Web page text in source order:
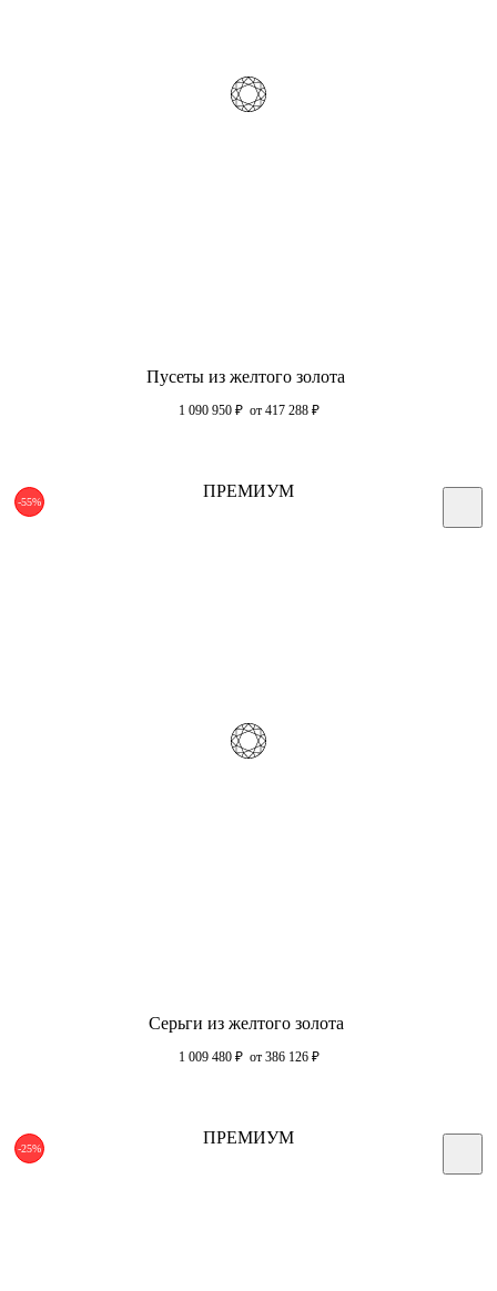
Пусеты из желтого золота
1 090 950 ₽ от 417 288 ₽
-55%
ПРЕМИУМ
Серьги из желтого золота
1 009 480 ₽ от 386 126 ₽
-25%
ПРЕМИУМ